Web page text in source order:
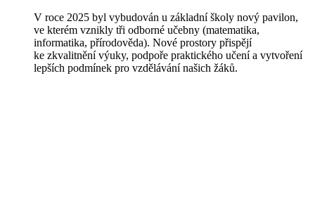
V roce 2025 byl vybudován u základní školy nový pavilon,
ve kterém vznikly tři odborné učebny (matematika,
informatika, přírodověda). Nové prostory přispějí
ke zkvalitnění výuky, podpoře praktického učení a vytvoření
lepších podmínek pro vzdělávání našich žáků.